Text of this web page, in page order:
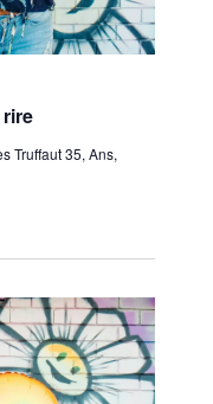
Truffaut 35, Ans,